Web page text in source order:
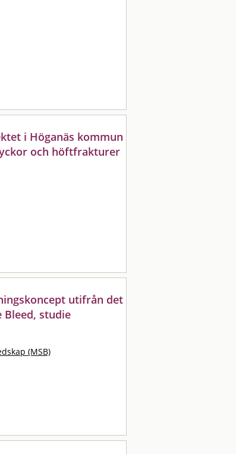
i Höganäs kommun
och höftfrakturer
utifrån det
Bleed, studie
(MSB)